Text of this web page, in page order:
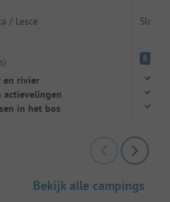
/ Lesce
)
en rivier
actievelingen
in het bos
8.8
Bekijk alle campings